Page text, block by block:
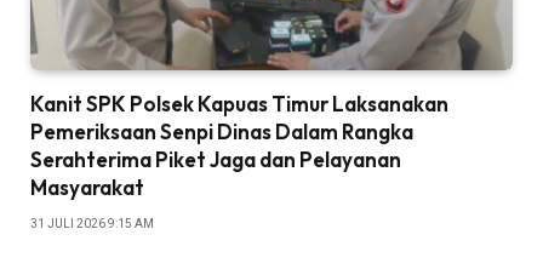
Kanit SPK Polsek Kapuas Timur Laksanakan
Pemeriksaan Senpi Dinas Dalam Rangka
Serahterima Piket Jaga dan Pelayanan
Masyarakat
31 JULI 2026 9:15 AM